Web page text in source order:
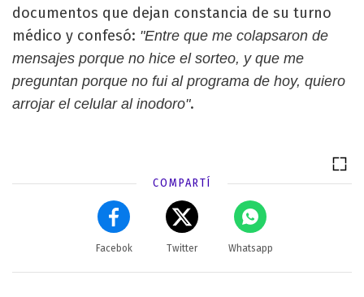
documentos que dejan constancia de su turno
médico y confesó: "Entre que me colapsaron de
mensajes porque no hice el sorteo, y que me
preguntan porque no fui al programa de hoy, quiero
arrojar el celular al inodoro".
COMPARTÍ
Facebok Twitter Whatsapp